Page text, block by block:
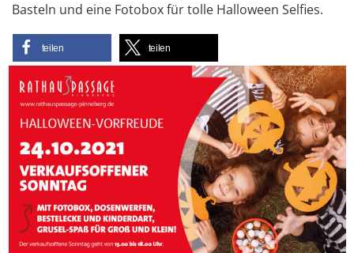
Basteln und eine Fotobox für tolle Halloween Selfies.
teilen teilen